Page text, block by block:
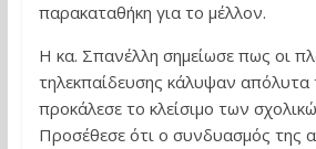
παρακαταθήκη για το μέλλον.
Η κα. Σπανέλλη σημείωσε πως οι
τηλεκπαίδευσης κάλυψαν απόλυτα
προκάλεσε το κλείσιμο των
Προσέθεσε ότι ο συνδυασμός της